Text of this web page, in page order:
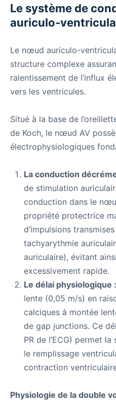
Le système de
Le nœud auriculo-
structure complexe
ralentissement de l’influx
vers les ventricules.
Situé à la base de
de Koch, le nœud AV
électrophysiologiques
La conduction
de stimulation
conduction dans le
propriété protectrice
d’impulsions
tachyarythmie
auriculaire), évitant
excessivement rapide.
Le délai physiologique :
lente (0,05 m/s) en
calciques à montée
de gap junctions. Ce
PR de l’ECG) permet
le remplissage
contraction
Physiologie de la double